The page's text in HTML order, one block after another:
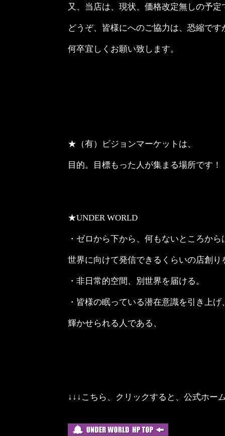
又、当店は、現状、価格改定無しの予定
どうぞ、皆様にへのご協力は、恐縮です
何卒宜しくお願い致します。
★（有）ビジョンマーケットは、
目的。目標もった人が集まる場所です！
★UNDER WORLD
・ゼロから下から、何もないところか
世界に向けて発信できるくらいの店創り
・非日常的空間、別世界を届ける。
・皆様の眠っている潜在意識を引き上げ
輝かせられる人である、
↓↓↓こちら、クリックすると、公式ホー